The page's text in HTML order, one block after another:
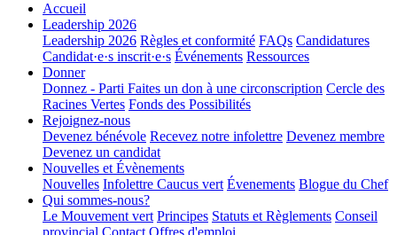
Accueil
Leadership 2026
Leadership 2026 Règles et conformité FAQs Candidatures
Candidat·e·s inscrit·e·s Événements Ressources
Donner
Donnez - Parti Faites un don à une circonscription Cercle des
Racines Vertes Fonds des Possibilités
Rejoignez-nous
Devenez bénévole Recevez notre infolettre Devenez membre
Devenez un candidat
Nouvelles et Évènements
Nouvelles Infolettre Caucus vert Évenements Blogue du Chef
Qui sommes-nous?
Le Mouvement vert Principes Statuts et Règlements Conseil
provincial Contact Offres d'emploi